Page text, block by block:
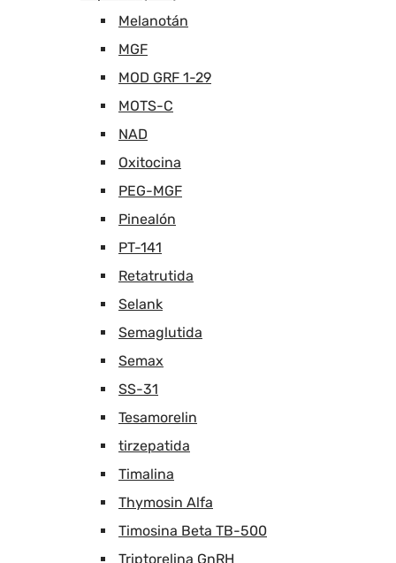
Melanotán
MGF
MOD GRF 1-29
MOTS-C
NAD
Oxitocina
PEG-MGF
Pinealón
PT-141
Retatrutida
Selank
Semaglutida
Semax
SS-31
Tesamorelin
tirzepatida
Timalina
Thymosin Alfa
Timosina Beta TB-500
Triptorelina GnRH